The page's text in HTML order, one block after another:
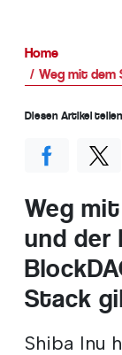
Home
Weg mit dem
Weg
und der
Stack
Shiba Inu
Diesen Artikel